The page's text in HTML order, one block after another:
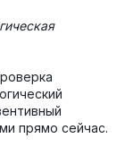
прямо сейчас.